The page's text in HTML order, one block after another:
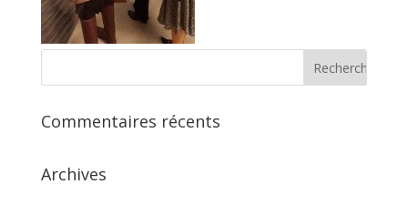
Commentaires récents
Archives